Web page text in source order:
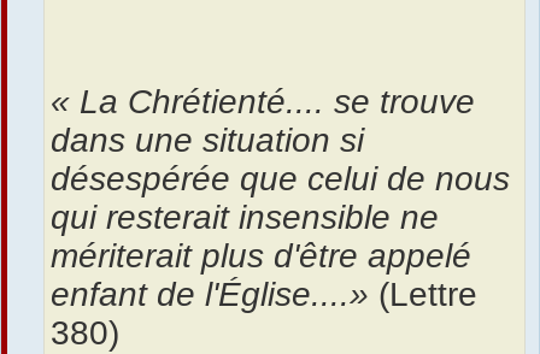
« La Chrétienté.... se trouve
dans une situation si
désespérée que celui de nous
qui resterait insensible ne
mériterait plus d'être appelé
enfant de l'Église....» (Lettre
380)